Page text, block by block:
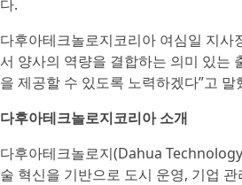
다.
다후아테크놀로지코리아 여심일 지사
서 양사의 역량을 결합하는 의미 있는
을 제공할 수 있도록 노력하겠다”고 말
다후아테크놀로지코리아 소개
다후아테크놀로지(Dahua
술 혁신을 기반으로 도시 운영, 기업